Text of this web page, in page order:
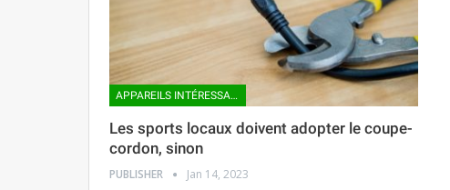
APPAREILS INTÉRESSANTS
Les sports locaux doivent adopter le coupe-
cordon, sinon
PUBLISHER Jan 14, 2023